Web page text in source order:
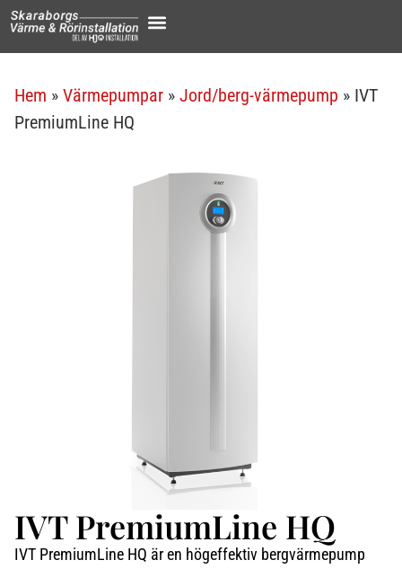
Hem » Värmepumpar » Jord/berg-värmepump » IVT
PremiumLine HQ
IVT PremiumLine HQ
IVT PremiumLine HQ är en högeffektiv bergvärmepump